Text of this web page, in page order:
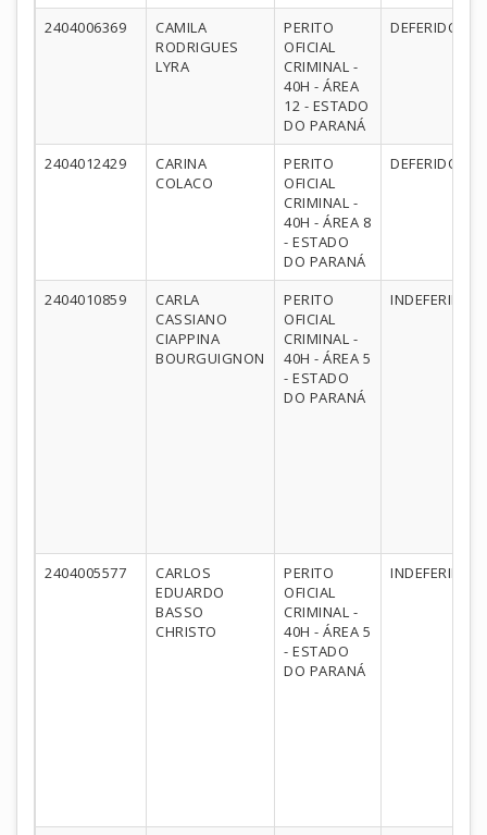
2404006369
CAMILA
RODRIGUES
LYRA
PERITO
OFICIAL
CRIMINAL -
40H - ÁREA
12 - ESTADO
DO PARANÁ
DEFERIDO
2404012429
CARINA
COLACO
PERITO
OFICIAL
CRIMINAL -
40H - ÁREA 8
- ESTADO
DO PARANÁ
DEFERIDO
2404010859
CARLA
CASSIANO
CIAPPINA
BOURGUIGNON
PERITO
OFICIAL
CRIMINAL -
40H - ÁREA 5
- ESTADO
DO PARANÁ
INDEFERIDO
2404005577
CARLOS
EDUARDO
BASSO
CHRISTO
PERITO
OFICIAL
CRIMINAL -
40H - ÁREA 5
- ESTADO
DO PARANÁ
INDEFERIDO